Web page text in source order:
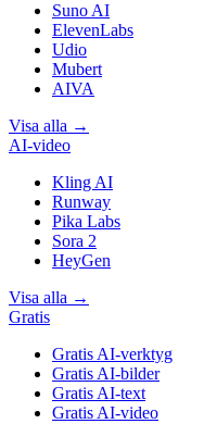
Suno AI
ElevenLabs
Udio
Mubert
AIVA
Visa alla →
AI-video
Kling AI
Runway
Pika Labs
Sora 2
HeyGen
Visa alla →
Gratis
Gratis AI-verktyg
Gratis AI-bilder
Gratis AI-text
Gratis AI-video